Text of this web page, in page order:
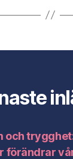
och
förändrar